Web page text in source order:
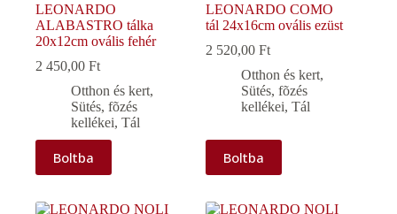
LEONARDO
ALABASTRO tálka
20x12cm ovális fehér
2 450,00 Ft
Otthon és kert,
Sütés, fõzés
kellékei, Tál
Boltba
LEONARDO COMO
tál 24x16cm ovális ezüst
2 520,00Ft
Otthon és kert,
Sütés, fõzés
kellékei,Tál
Boltba